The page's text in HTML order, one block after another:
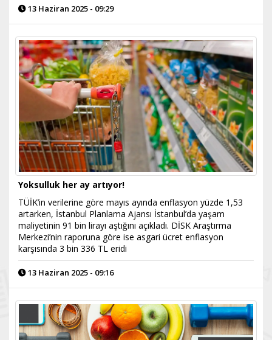
13 Haziran 2025 - 09:29
Yoksulluk her ay artıyor!
TÜİK’in verilerine göre mayıs ayında enflasyon yüzde 1,53
artarken, İstanbul Planlama Ajansı İstanbul’da yaşam
maliyetinin 91 bin lirayı aştığını açıkladı. DİSK Araştırma
Merkezi’nin raporuna göre ise asgari ücret enflasyon
karşısında 3 bin 336 TL eridi
13 Haziran 2025 - 09:16